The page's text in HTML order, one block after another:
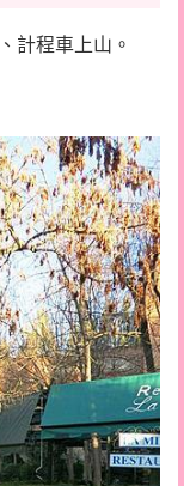
計程車上山。